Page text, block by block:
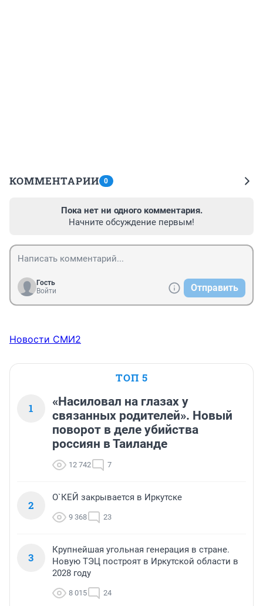
КОММЕНТАРИИ 0
Пока нет ни одного комментария.
Начните обсуждение первым!
Гость
Войти
Отправить
Новости СМИ2
ТОП 5
1
«Насиловал на глазах у
связанных родителей». Новый
поворот в деле убийства
россиян в Таиланде
12 742 7
2
О`КЕЙ закрывается в Иркутске
9 368 23
3
Крупнейшая угольная генерация в стране.
Новую ТЭЦ построят в Иркутской области в
2028 году
8 015 24